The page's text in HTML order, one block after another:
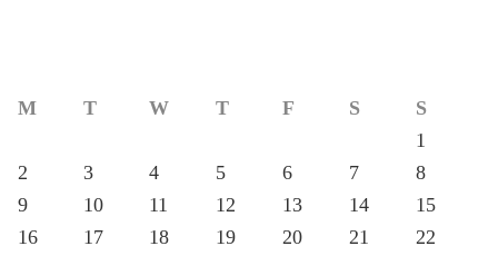
M T W T F S
S
1
2
3 4 5 6 7
8
9
10 11 12 13 14
15
16
17 18 19 20 21
22